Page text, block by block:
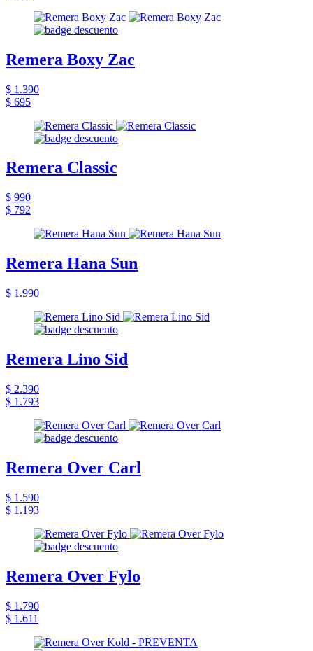
Remera Boxy Zac
$ 1.390
$ 695
Remera Classic
$ 990
$ 792
Remera Hana Sun
$ 1.990
Remera Lino Sid
$ 2.390
$ 1.793
Remera Over Carl
$ 1.590
$ 1.193
Remera Over Fylo
$ 1.790
$ 1.611